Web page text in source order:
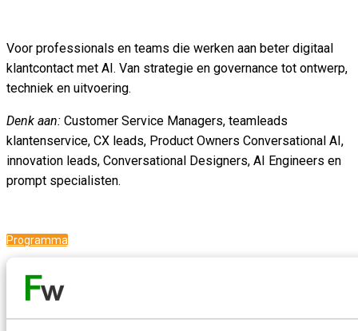
Voor professionals en teams die werken aan beter digitaal
klantcontact met AI. Van strategie en governance tot ontwerp,
techniek en uitvoering.
Denk aan: Customer Service Managers, teamleads
klantenservice, CX leads, Product Owners Conversational AI,
innovation leads, Conversational Designers, AI Engineers en
prompt specialisten.
Programma